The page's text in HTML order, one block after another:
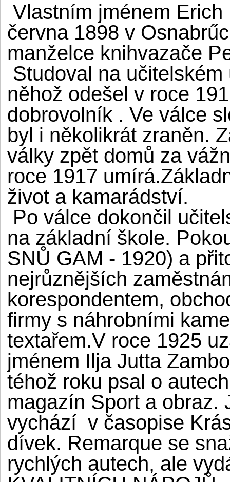
Vlastním jménem
června 1898 v
manželce knihvazače
Studoval na
něhož odešel v roce
dobrovolník . Ve válce
byl i několikrát zraněn.
války zpět domů za
roce 1917
život a kamarádství.
Po válce dokončil
na základní škole.
SNŮ GAM - 1920) a
nejrůznějších
korespondentem,
firmy s náhrobními
textařem.V roce 1925
jménem Ilja Jutta
téhož roku psal o
magazín Sport a obraz.
vychází v časopise
dívek. Remarque se
rychlých autech, ale